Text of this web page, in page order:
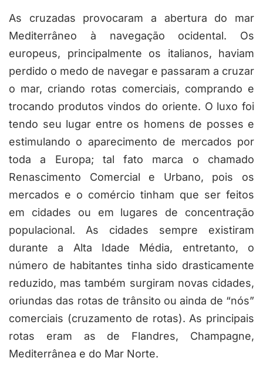
As cruzadas provocaram a abertura do mar
Mediterrâneo à navegação ocidental. Os
europeus, principalmente os italianos, haviam
perdido o medo de navegar e passaram a cruzar
o mar, criando rotas comerciais, comprando e
trocando produtos vindos do oriente. O luxo foi
tendo seu lugar entre os homens de posses e
estimulando o aparecimento de mercados por
toda a Europa; tal fato marca o chamado
Renascimento Comercial e Urbano, pois os
mercados e o comércio tinham que ser feitos
em cidades ou em lugares de concentração
populacional. As cidades sempre existiram
durante a Alta Idade Média, entretanto, o
número de habitantes tinha sido drasticamente
reduzido, mas também surgiram novas cidades,
oriundas das rotas de trânsito ou ainda de “nós”
comerciais (cruzamento de rotas). As principais
rotas eram as de Flandres, Champagne,
Mediterrânea e do Mar Norte.